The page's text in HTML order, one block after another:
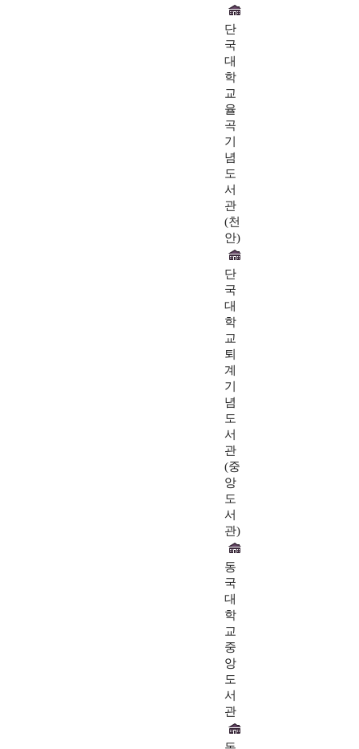
단
국
대
학
교
율
곡
기
념
도
서
관
(천
안)
단
국
대
학
교
퇴
계
기
념
도
서
관
(중
앙
도
서
관)
동
국
대
학
교
중
앙
도
서
관